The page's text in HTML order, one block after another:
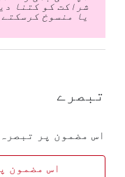
شراکت کو کتنا
یا منسوخ
تبصرے
اس مضمون پر
اس مضمون